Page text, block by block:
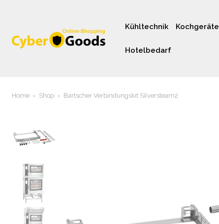
Kühltechnik Kochgeräte
Hotelbedarf
Home Shop Bartscher Verbindungskit Silversteam2